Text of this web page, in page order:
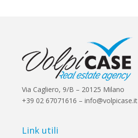
Via Cagliero, 9/B – 20125 Milano
+39 02 67071616 – info@volpicase.it
Link utili